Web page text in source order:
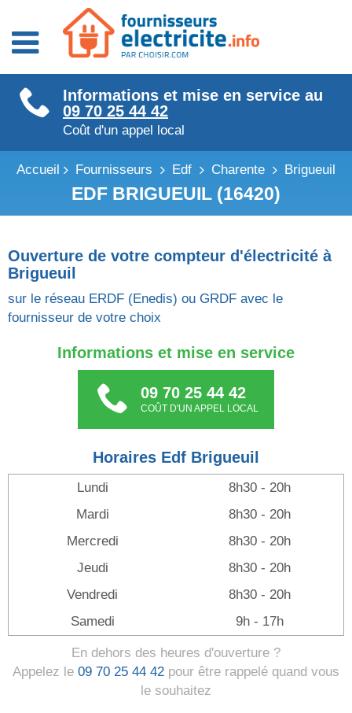
Fournisseurs énergie
Fournisseurs électricité
Fournisseurs gaz
Informations et mise en service au
09 70 25 44 42
Coût d'un appel local
Accueil Fournisseurs Edf Charente Brigueuil
EDF BRIGUEUIL (16420)
Ouverture de votre compteur d'électricité à
Brigueuil
sur le réseau ERDF (Enedis) ou GRDF avec le
fournisseur de votre choix
Informations et mise en service
09 70 25 44 42
COÛT D'UN APPEL LOCAL
Horaires Edf Brigueuil
Lundi
8h30 - 20h
Mardi
8h30 - 20h
Mercredi
8h30 - 20h
Jeudi
8h30 - 20h
Vendredi
8h30 - 20h
Samedi
9h - 17h
En dehors des heures d'ouverture ?
Appelez le 09 70 25 44 42 pour être rappelé quand vous
le souhaitez